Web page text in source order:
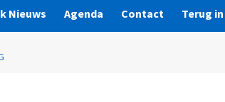
Nieuws Agenda Contact Terug